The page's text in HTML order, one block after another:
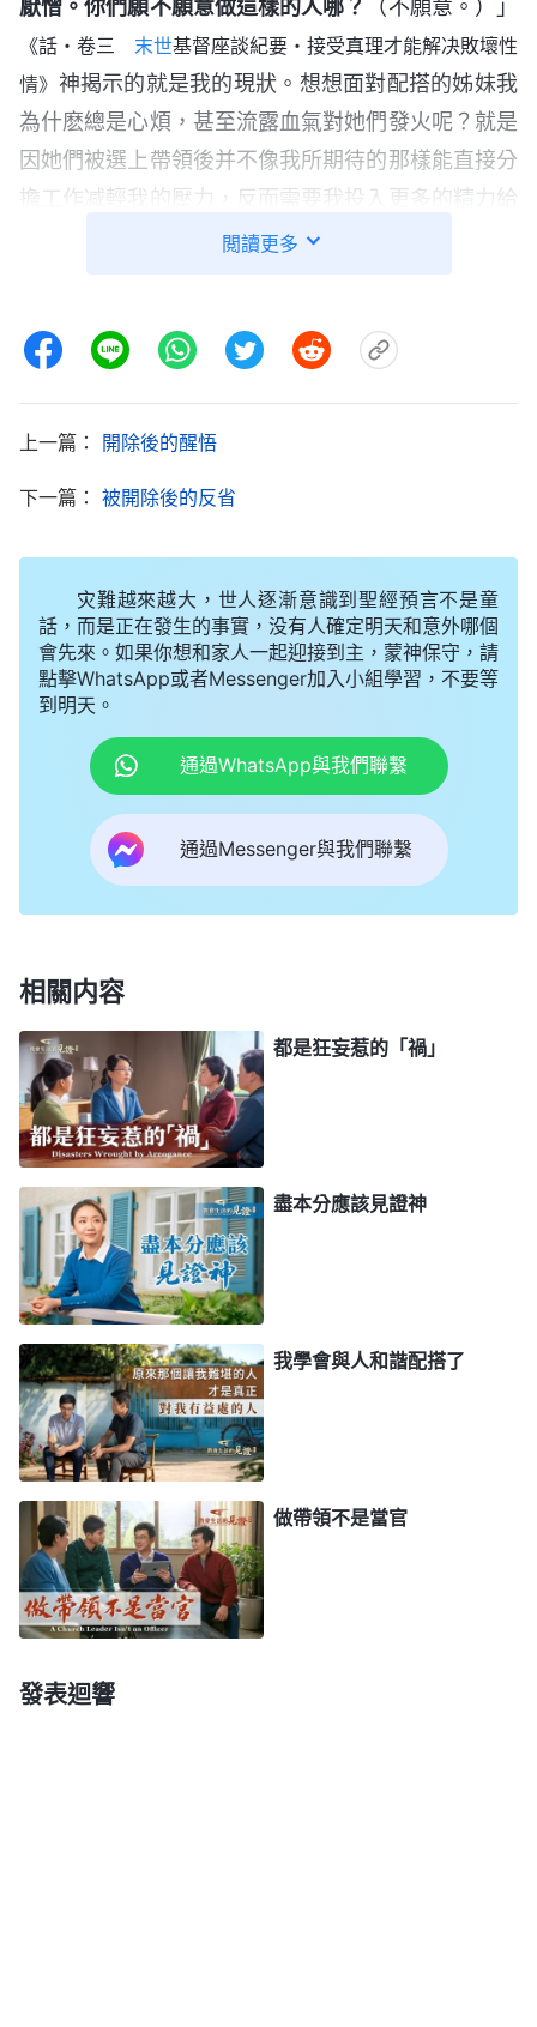
厭憎。你們願不願意做這樣的人哪？ （不願意。）」
《話・卷三 末世基督座談紀要・接受真理才能解决敗壞性
情》 神揭示的就是我的現狀。想想面對配搭的姊妹我
為什麽總是心煩，甚至流露血氣對她們發火呢？就是
因她們被選上帶領後并不像我所期待的那樣能直接分
擔工作减輕我的壓力，反而需要我投入更多的精力給
她們交通幫助，補足工作中的漏洞，覺得她們耽誤了
流露血氣，導致她們消極受轄制，也影響了工作，我
後來，我又看到神的話：「
者是苦點累點的本分，一方面，人總得揣摩這個本分
分，應該怎麽順服；另一方面，還要省察自己的存心
有什麽摻雜，對盡本分有什麽攔阻。人天性裏都不願
意受苦，没有一個人是越受苦越有勁、越受苦心裏越
快樂，没有這樣的人。人肉體的本性就是一受苦就憂
愁、苦惱，但是你們現在盡這些本分有多少苦可受？
就是肉體累點兒、勞苦點兒。如果你連這點苦都受不
了，那算不算有心志？算不算真心信神？（不算。）
這就不行。……盡本分能吃苦這不是簡單事，能把一
方面的工作作好也不簡單，肯定是有一些神話真理在
他裏面起作用了，不是説他天生就不怕苦不怕累，哪
的根基了，當本分臨到時，他的觀點、立場變了，盡
些不明白真理、看事觀點没轉變的人，他們憑人的想
法、觀念、私欲、個人喜好活着，盡本分時就不甘心
願意。比如，同樣幹又髒又累的活兒，有的人説，
『我順服神家的安排，教會安排我什麽本分我就盡什
麽本分，不管是髒活還是累活，是光彩的還是不起眼
的，我没有要求，我都把它當本分接受，這是神交給
我的托付，髒點累點這是我該受的苦』，所以他作工
作的時候就覺得没受什麽苦，别人覺得又髒又累，他
覺得輕鬆，因為他心裏坦然，他是為神做的，就不覺
得有難處。有的人幹點髒活、累活或者不起眼的活
兒，總覺得這對他的身份、人格是侮辱，是人不尊重
他、欺負他、小瞧他，所以同樣的工作、同樣的量他
做起來就費勁，他做什麽心裏都有怨氣，做什麽都覺
得不如意，做什麽都不順心，裏面盡是消極、抵觸。
他能消極、抵觸，這是因為什麽？根源在哪裏？多數
都是因為盡本分不給工資，都是白幹，如果給賞賜也
行，但能不能得賞賜也不知道，人就覺得盡本分不
值，就等于白幹，所以盡本分就常常消極、抵觸，是
閲讀更多
上一篇： 開除後的醒悟
下一篇： 被開除後的反省
灾難越來越大，世人逐漸意識到聖經預言不是童
話，而是正在發生的事實，没有人確定明天和意外哪個
會先來。如果你想和家人一起迎接到主，蒙神保守，請
點擊WhatsApp或者Messenger加入小組學習，不要等
到明天。
通過WhatsApp與我們聯繫
通過Messenger與我們聯繫
相關内容
都是狂妄惹的「禍」
盡本分應該見證神
我學會與人和諧配搭了
做帶領不是當官
發表迴響